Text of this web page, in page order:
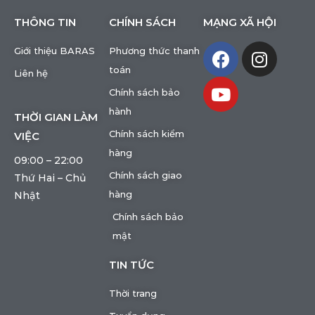
THÔNG TIN
Giới thiệu BARAS
Liên hệ
THỜI GIAN LÀM
VIỆC
09:00 – 22:00
Thứ Hai – Chủ
Nhật
CHÍNH SÁCH
Phương thức thanh
toán
Chính sách bảo
hành
Chính sách kiểm
hàng
Chính sách giao
hàng
Chính sách bảo
mật
TIN TỨC
Thời trang
MẠNG XÃ HỘI